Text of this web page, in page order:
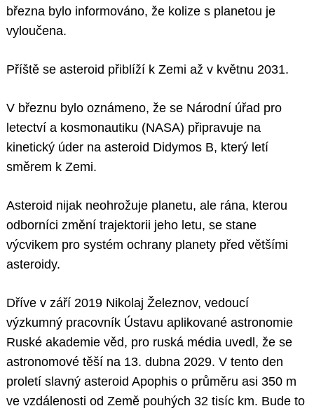
března bylo informováno, že kolize s planetou je
vyloučena.
Příště se asteroid přiblíží k Zemi až v květnu 2031.
V březnu bylo oznámeno, že se Národní úřad pro
letectví a kosmonautiku (NASA) připravuje na
kinetický úder na asteroid Didymos B, který letí
směrem k Zemi.
Asteroid nijak neohrožuje planetu, ale rána, kterou
odborníci změní trajektorii jeho letu, se stane
výcvikem pro systém ochrany planety před většími
asteroidy.
Dříve v září 2019 Nikolaj Železnov, vedoucí
výzkumný pracovník Ústavu aplikované astronomie
Ruské akademie věd, pro ruská média uvedl, že se
astronomové těší na 13. dubna 2029. V tento den
proletí slavný asteroid Apophis o průměru asi 350 m
ve vzdálenosti od Země pouhých 32 tisíc km. Bude to